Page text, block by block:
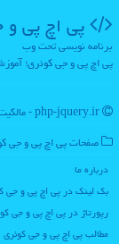
پی اچ پی و
برنامه نویسی تحت وب
پی اچ پی و جی کوئری؛
صفحات پی اچ پی و جی
درباره ما
بک لینک در پی اچ پی و جی
رپورتاژ در پی اچ پی و جی
مطالب پی اچ پی و جی كوئری